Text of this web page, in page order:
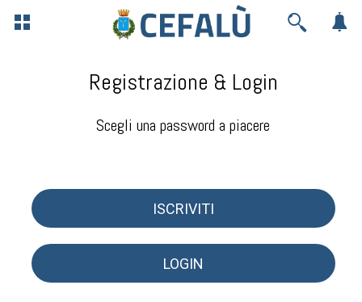
Registrazione & Login
Scegli una password a piacere
ISCRIVITI
LOGIN